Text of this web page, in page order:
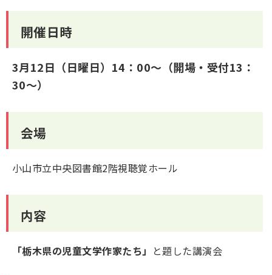
開催日時
3月12日（日曜日）14：00～（開場・受付13：
30～）
会場
小山市立中央図書館2階視聴覚ホール
内容
「栃木県の児童文学作家たち」 と題した講演会